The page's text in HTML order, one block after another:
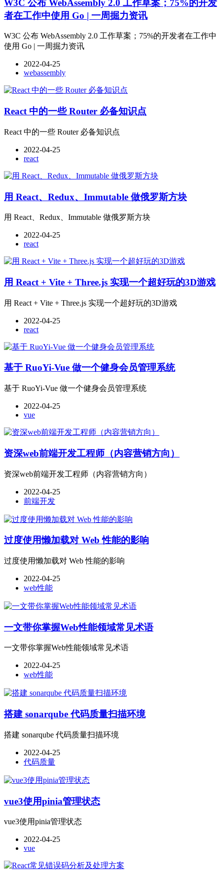
W3C 公布 WebAssembly 2.0 工作草案；75%的开发
者在工作中使用 Go | 一周掘力资讯
W3C 公布 WebAssembly 2.0 工作草案；75%的开发者在工作中
使用 Go | 一周掘力资讯
2022-04-25
webassembly
React 中的一些 Router 必备知识点
React 中的一些 Router 必备知识点
2022-04-25
react
用 React、Redux、Immutable 做俄罗斯方块
用 React、Redux、Immutable 做俄罗斯方块
2022-04-25
react
用 React + Vite + Three.js 实现一个超好玩的3D游戏
用 React + Vite + Three.js 实现一个超好玩的3D游戏
2022-04-25
react
基于 RuoYi-Vue 做一个健身会员管理系统
基于 RuoYi-Vue 做一个健身会员管理系统
2022-04-25
vue
资深web前端开发工程师（内容营销方向）
资深web前端开发工程师（内容营销方向）
2022-04-25
前端开发
过度使用懒加载对 Web 性能的影响
过度使用懒加载对 Web 性能的影响
2022-04-25
web性能
一文带你掌握Web性能领域常见术语
一文带你掌握Web性能领域常见术语
2022-04-25
web性能
搭建 sonarqube 代码质量扫描环境
搭建 sonarqube 代码质量扫描环境
2022-04-25
代码质量
vue3使用pinia管理状态
vue3使用pinia管理状态
2022-04-25
vue